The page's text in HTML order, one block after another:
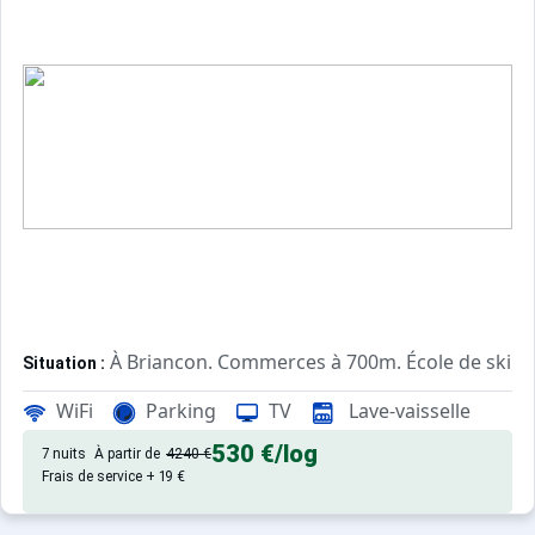
Situation : À Briancon. Commerces à 700m. École de ski
Appartement de particulier :Confortable et tout équipé.
WiFi Parking TV Lave-vaisselle
7 nuits À partir de 4240 €530 €/log
Frais de service + 19 €